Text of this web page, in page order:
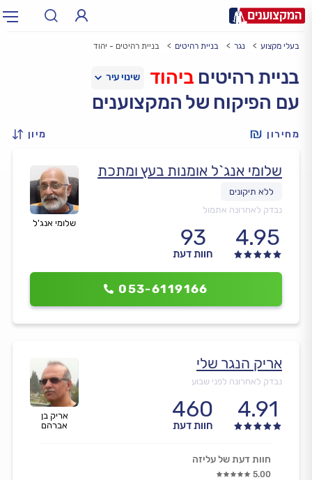
עירעיר: תל אביב, חיפה…
בעלי מקצוע נגר בניית רהיטים בניית רהיטים - יהוד
בניית רהיטים ביהוד
עם הפיקוח של המקצוענים
מחירון מיון
שלומי אנג'ל
שלומי אנג`ל אומנות בעץ ומתכת
נבדק לאחרונה אתמול
4.95
93
חוות דעת
053-6119166
אריק בן
אברהם
אריק הנגר שלי
נבדק לאחרונה לפני שבוע
4.91
460
חוות דעת
חוות דעת של עליזה
5.00